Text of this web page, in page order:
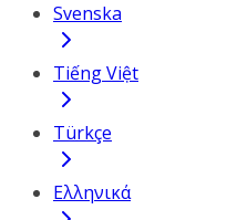
Svenska
Tiếng Việt
Türkçe
Ελληνικά